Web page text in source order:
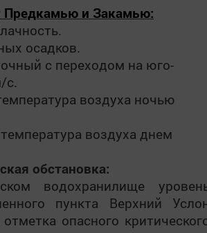
Предкамью и Закамью:
осадков.
с переходом на юго-
с.
воздуха ночью
воздуха днем
обстановка:
водохранилище
пункта Верхний
опасного